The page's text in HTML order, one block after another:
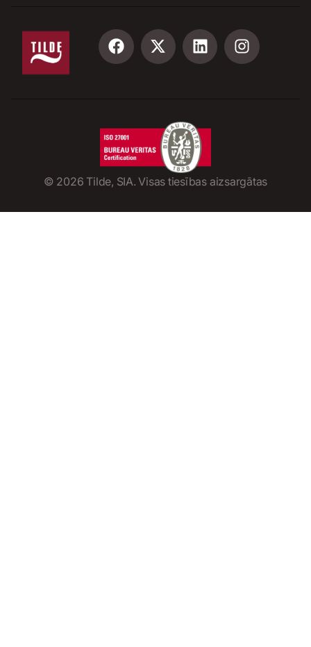
© 2026 Tilde, SIA. Visas tiesības aizsargātas